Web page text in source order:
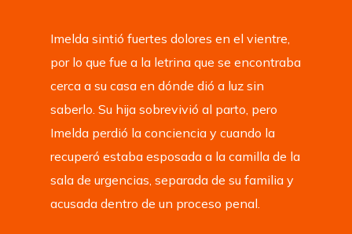
Imelda sintió fuertes dolores en el vientre,
por lo que fue a la letrina que se encontraba
cerca a su casa en dónde dió a luz sin
saberlo. Su hija sobrevivió al parto, pero
Imelda perdió la conciencia y cuando la
recuperó estaba esposada a la camilla de la
sala de urgencias, separada de su familia y
acusada dentro de un proceso penal.